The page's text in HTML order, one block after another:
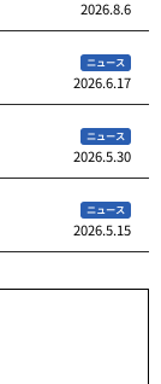
2026.8.6
ニュース
2026.6.17
ニュース
2026.5.30
ニュース
2026.5.15